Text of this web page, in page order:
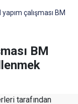
çalışması BM
BM